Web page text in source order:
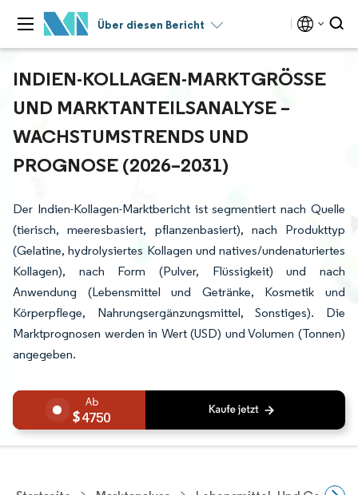
Über diesen Bericht
INDIEN-KOLLAGEN-MARKTGRÖSSE U
ND MARKTANTEILSANALYSE – W
ACHSTUMSTRENDS UND P
ROGNOSE (2026–2031)
Der Indien-Kollagen-Marktbericht ist segmentiert nach Quelle
(tierisch, meeresbasiert, pflanzenbasiert), nach Produkttyp
(Gelatine, hydrolysiertes Kollagen und natives/undenaturiertes
Kollagen), nach Form (Pulver, Flüssigkeit) und nach
Anwendung (Lebensmittel und Getränke, Kosmetik und
Körperpflege, Nahrungsergänzungsmittel, Sonstiges). Die
Marktprognosen werden in Wert (USD) und Volumen (Tonnen)
angegeben.
4750